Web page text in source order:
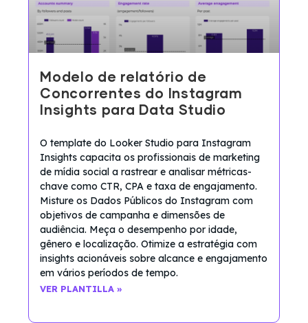
Modelo de relatório de
Concorrentes do Instagram
Insights para Data Studio
O template do Looker Studio para Instagram
Insights capacita os profissionais de marketing
de mídia social a rastrear e analisar métricas-
chave como CTR, CPA e taxa de engajamento.
Misture os Dados Públicos do Instagram com
objetivos de campanha e dimensões de
audiência. Meça o desempenho por idade,
gênero e localização. Otimize a estratégia com
insights acionáveis sobre alcance e engajamento
em vários períodos de tempo.
VER PLANTILLA »